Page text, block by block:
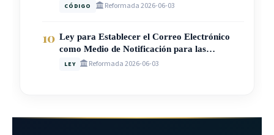
CÓDIGO Reformada 2026-06-03
10 Ley para Establecer el Correo Electrónico
como Medio de Notificación para las
Sociedades Mercantiles en Costa Rica (Ley N°
LEY Reformada 2026-06-03